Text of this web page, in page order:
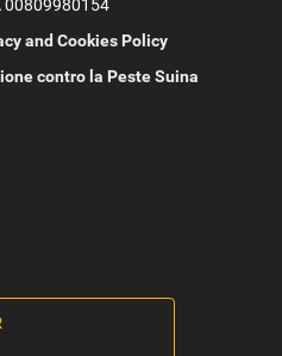
00809980154
and Cookies Policy
contro la Peste Suina